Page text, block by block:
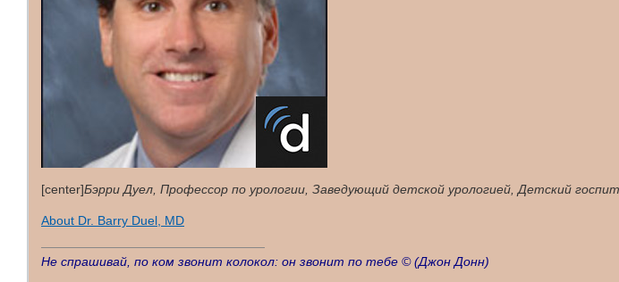
[center]Бэрри Дуел, Профессор по урологии, Заведующий детской урологией, Детский
About Dr. Barry Duel, MD
Не спрашивай, по ком звонит колокол: он звонит по тебе © (Джон Донн)